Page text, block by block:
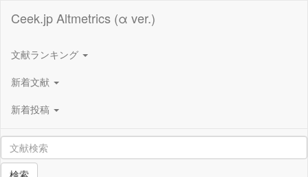
Ceek.jp Altmetrics (α ver.)
文献ランキング
新着文献
新着投稿
検索